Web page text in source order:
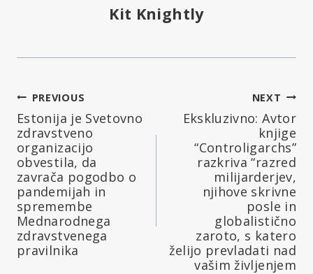
Kit Knightly
Navigacija
prispevka
PREVIOUS
Estonija je Svetovno
zdravstveno
organizacijo
obvestila, da
zavrača pogodbo o
pandemijah in
spremembe
Mednarodnega
zdravstvenega
pravilnika
NEXT
Ekskluzivno: Avtor
knjige
“Controligarchs”
razkriva “razred
milijarderjev,
njihove skrivne
posle in
globalistično
zaroto, s katero
želijo prevladati nad
vašim življenjem